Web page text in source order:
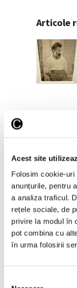
Acest site
Folosim cookie-
anunțurile, pentru
a analiza traficul.
rețele sociale, de
privire la modul în
pot combina cu
în urma folosirii
Articole